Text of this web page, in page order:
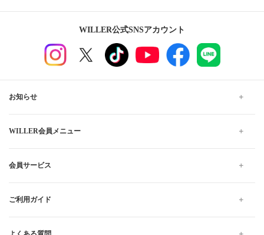
WILLER公式SNSアカウント
お知らせ
WILLER会員メニュー
会員サービス
ご利用ガイド